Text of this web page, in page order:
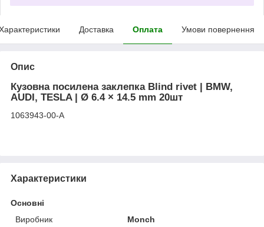
Доставка Оплата Умови повернення
Опис
Кузовна посилена заклепка Blind rivet | BMW,
AUDI, TESLA | Ø 6.4 × 14.5 mm 20шт
1063943-00-A
Характеристики
Основні
Виробник
Monch